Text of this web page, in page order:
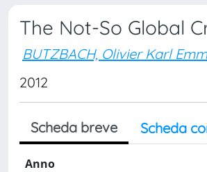
The Not-So Global
BUTZBACH, Olivier Karl
2012
Scheda breve Scheda
Anno